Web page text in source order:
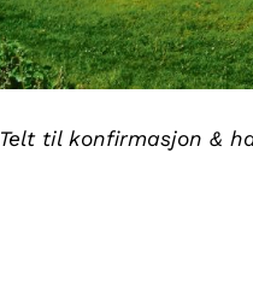
Telt til konfirmasjon &